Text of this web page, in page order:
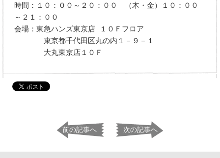
時間：１０：００～２０：００ （木・金）１０：００
～２１：００
会場：東急ハンズ東京店 １０Ｆフロア
東京都千代田区丸の内１－９－１
大丸東京店１０Ｆ
前の記事へ 次の記事へ